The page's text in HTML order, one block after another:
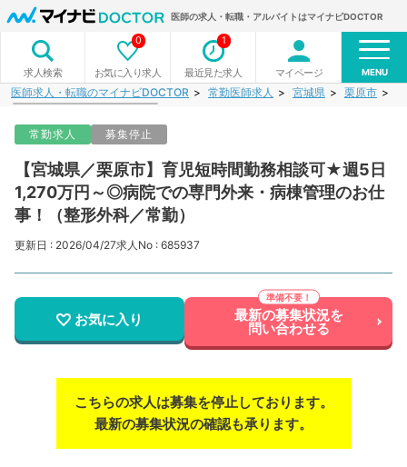
医師の求人・転職・アルバイトはマイナビDOCTOR
求人検索 お気に入り求人
0
最近見た求人
1
マイページ MENU
医師求人・転職のマイナビDOCTOR 常勤医師求人 宮城県 栗原市
常勤求人 募集停止
【宮城県／栗原市】育児短時間勤務相談可★週5日
1,270万円～◎病院での専門外来・病棟管理のお仕
事！（整形外科／常勤）
更新日 : 2026/04/27求人No : 685937
お気に入り 最新の募集状況を
問い合わせる
こちらの求人は募集を停止しております。
最新の募集状況の確認も承ります。